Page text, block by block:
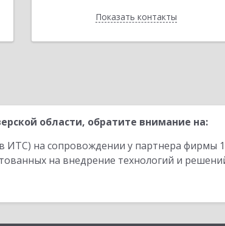
Показать контакты
Назад
области, обратите внимание на:
ИТС) на сопровождении у партнера фирмы
на внедрение технологий и